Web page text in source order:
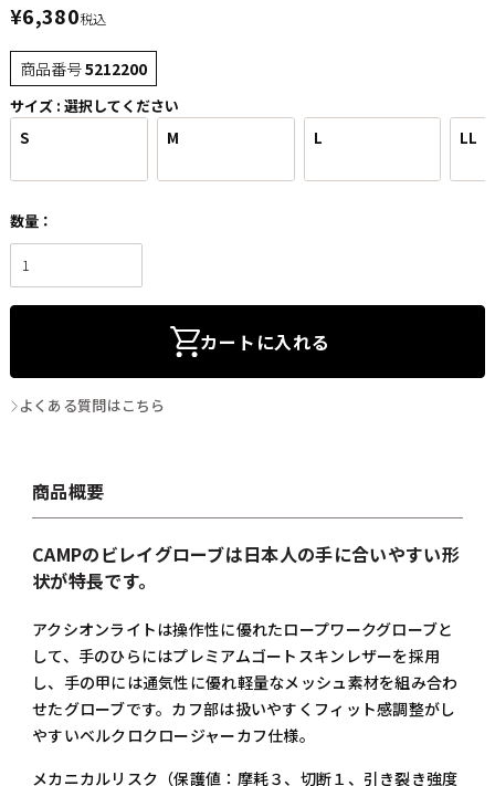
¥6,380税込
商品番号5212200
サイズ 選択してください
S
M L LL
カートに入れる
よくある質問はこちら
商品概要
CAMPのビレイグローブは日本人の手に合いやすい形
状が特長です。
アクシオンライトは操作性に優れたロープワークグローブと
して、手のひらにはプレミアムゴートスキンレザーを採用
し、手の甲には通気性に優れ軽量なメッシュ素材を組み合わ
せたグローブです。カフ部は扱いやすくフィット感調整がし
やすいベルクロクロージャーカフ仕様。
メカニカルリスク（保護値：摩耗３、切断１、引き裂き強度